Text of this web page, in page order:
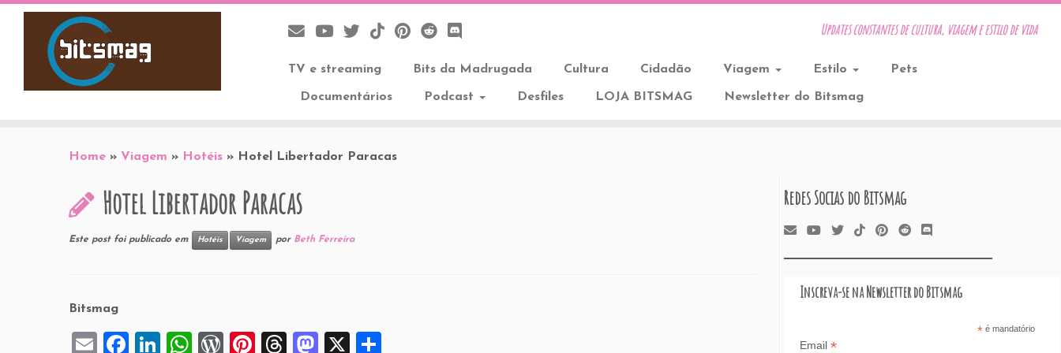
Updates constantes de cultura, viagem e estilo de vida
TV e streaming Bits da Madrugada Cultura Cidadão Viagem Estilo Pets
Documentários Podcast Desfiles LOJA BITSMAG Newsletter do Bitsmag
Home » Viagem » Hotéis » Hotel Libertador Paracas
Hotel Libertador Paracas
Este post foi publicado em Hotéis Viagem por Beth Ferreira
Bitsmag
E
F
Li
W W
Pi
T
M
X
Redes Socias do Bitsmag
Inscreva-se na Newsletter do Bitsmag
*é mandatório
Email *